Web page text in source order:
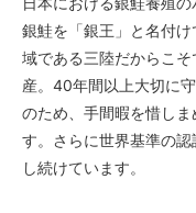
銀鮭を「銀王」と名付
域である三陸だからこ
産。40年間以上大切に
のため、手間暇を惜し
す。さらに世界基準の
し続けています。